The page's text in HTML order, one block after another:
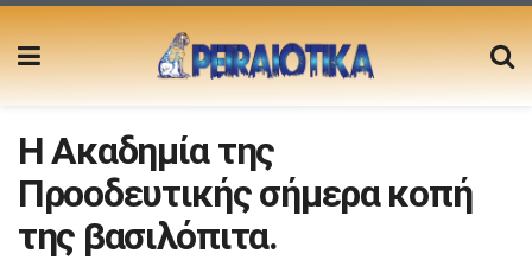
Η Ακαδημία της
Προοδευτικής σήμερα κοπή
της βασιλόπιτα.